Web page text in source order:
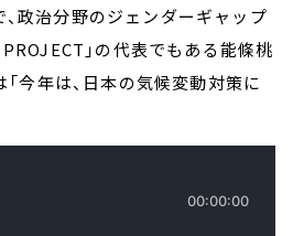
政治分野のジェンダーギャップ
」の代表でもある能條桃
今年は、日本の気候変動対策に